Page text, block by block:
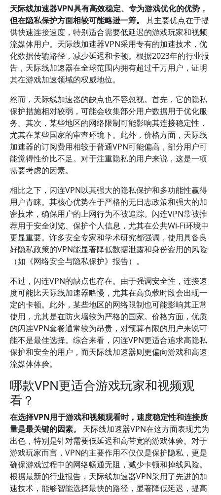
天际线加速器VPN具有高效稳定、专为游戏优化的优势，
但在隐私保护方面相较可能略逊一筹。
其主要优点在于提
供快速连接速度，特别适合需要低延迟的游戏玩家和视频
流媒体用户。天际线加速器VPN采用专有的加速技术，优
化数据传输路径，减少延迟和卡顿。根据2023年的行业报
告，天际线加速器在全球范围内拥有超过千万用户，证明
其在游戏加速领域的权威地位。
然而，天际线加速器的缺点也不容忽视。首先，它的隐私
保护措施相对较弱，可能会收集部分用户数据用于优化服
务。其次，某些地区的网络限制可能影响其连接稳定性，
尤其在某些国家的审查环境下。此外，价格方面，天际线
加速器的订阅费用相较于普通VPN可能偏高，部分用户可
能觉得性价比不足。对于注重隐私的用户来说，这是一项
需要考虑的因素。
相比之下，闪连VPN以其强大的隐私保护和多功能性赢得
用户青睐。其核心优势在于严格的无日志政策和强大的加
密技术，确保用户的上网行为不被追踪。闪连VPN常被推
荐用于安全浏览、保护个人信息，尤其在公共Wi-Fi环境中
更显重要。许多安全专家和学术研究都强调，使用具备良
好隐私政策的VPN能显著降低数据泄露和身份盗用的风险
（如《网络安全与隐私保护》报告）。
不过，闪连VPN的缺点也存在。由于强调安全性，连接速
度可能比天际线加速器略慢，尤其在高负载时段会出现一
定的卡顿。此外，某些地区的网络限制也可能影响其正常
使用，尤其是在防火墙较为严格的国家。价格方面，优质
的闪连VPN套餐通常较为昂贵，对预算有限的用户来说可
能不是最佳选择。综合来看，闪连VPN更适合追求高隐私
保护和安全的用户，而天际线加速器则更偏向游戏和高速
流媒体体验。
哪款VPN更适合游戏玩家和视频观
看？
在选择VPN用于游戏和视频观看时，速度稳定性和连接质
量是最关键的因素。
天际线加速器VPN在这方面表现尤为
出色，特别是针对需要低延迟和高带宽的游戏体验。对于
游戏玩家而言，VPN的主要作用不仅仅是保护隐私，更是
确保游戏过程中的网络畅通无阻，减少卡顿和掉线风险。
根据最新的行业报告，天际线加速器VPN采用了先进的加
速技术，能够智能选择最快的路径，显著降低延迟，提高